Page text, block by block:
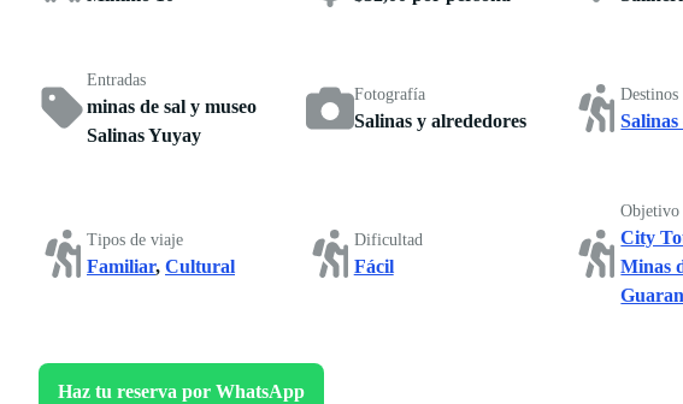
Entradas
minas de sal y museo
Salinas Yuyay
Fotografía
Salinas y alrededores
Destinos
Tipos de viaje
Familiar, Cultural
Dificultad
Fácil
City
Minas
Haz tu reserva por WhatsApp